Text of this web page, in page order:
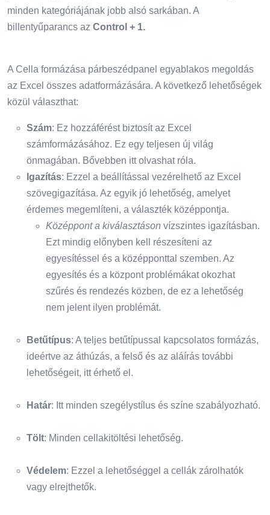
minden kategóriájának jobb alsó sarkában. A
billentyűparancs az Control + 1.
A Cella formázása párbeszédpanel egyablakos megoldás
az Excel összes adatformázására. A következő lehetőségek
közül választhat:
Szám: Ez hozzáférést biztosít az Excel
számformázásához. Ez egy teljesen új világ
önmagában. Bővebben itt olvashat róla.
Igazítás: Ezzel a beállítással vezérelhető az Excel
szövegigazítása. Az egyik jó lehetőség, amelyet
érdemes megemlíteni, a választék középpontja.
Középpont a kiválasztáson vízszintes igazításban.
Ezt mindig előnyben kell részesíteni az
egyesítéssel és a középponttal szemben. Az
egyesítés és a központ problémákat okozhat
szűrés és rendezés közben, de ez a lehetőség
nem jelent ilyen problémát.
Betűtípus: A teljes betűtípussal kapcsolatos formázás,
ideértve az áthúzás, a felső és az aláírás további
lehetőségeit, itt érhető el.
Határ: Itt minden szegélystílus és színe szabályozható.
Tölt: Minden cellakitöltési lehetőség.
Védelem: Ezzel a lehetőséggel a cellák zárolhatók
vagy elrejthetők.